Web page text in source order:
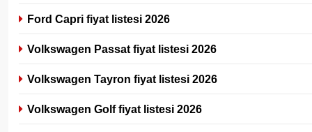
Ford Capri fiyat listesi 2026
Volkswagen Passat fiyat listesi 2026
Volkswagen Tayron fiyat listesi 2026
Volkswagen Golf fiyat listesi 2026